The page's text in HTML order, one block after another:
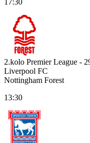
17:30
2.kolo Premier League -
Liverpool FC
Nottingham Forest
13:30